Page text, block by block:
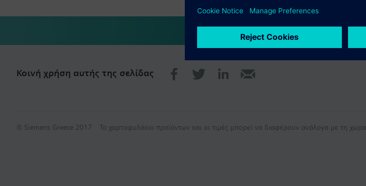
Κοινή χρήση αυτής της σελίδας
© Siemens Greece 2017 Το χαρτοφυλάκιο προϊόντων και οι τιμές μπορεί να διαφέρουν ανάλογα με τη χώρα.